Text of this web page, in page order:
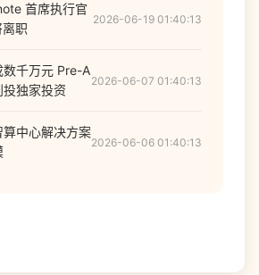
首席执行官
离职
2026-06-19 01:40:13
千万元 Pre-A
独家投资
2026-06-07 01:40:13
中心解决方案
2026-06-06 01:40:13